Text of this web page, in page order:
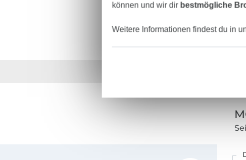
können und wir dir bestmögliche
Weitere Informationen findest du in